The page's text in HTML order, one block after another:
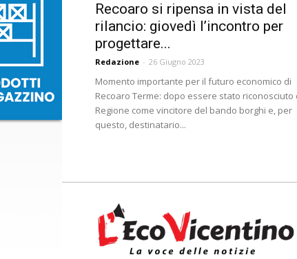
Recoaro si ripensa in vista del
rilancio: giovedì l’incontro per
progettare...
Redazione - 26 Giugno 2023
Momento importante per il futuro economico di
Recoaro Terme: dopo essere stato riconosciuto
Regione come vincitore del bando borghi e, per
questo, destinatario...